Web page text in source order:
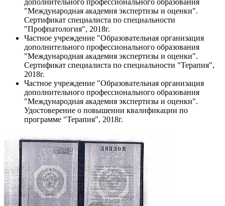
дополнительного профессионального образования
"Международная академия экспертизы и оценки".
Сертификат специалиста по специальности
"Профпатология", 2018г.
Частное учреждение "Образовательная организация
дополнительного профессионального образования
"Международная академия экспертизы и оценки".
Сертификат специалиста по специальности "Терапия",
2018г.
Частное учреждение "Образовательная организация
дополнительного профессионального образования
"Международная академия экспертизы и оценки".
Удостоверение о повышении квалификации по
программе "Терапия", 2018г.